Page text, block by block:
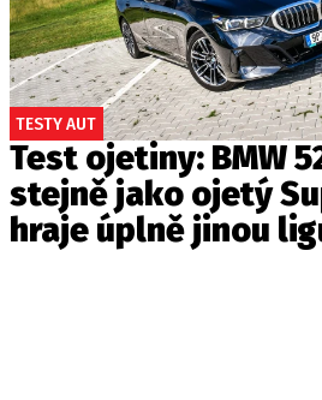
TESTY AUT
Test ojetiny: BMW
stejně jako ojetý
hraje úplně jinou